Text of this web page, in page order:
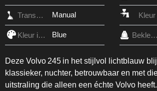
Transmissie Manual Kleur
Kleur interieur Blue Bekleding
Deze Volvo 245 in het stijlvol lichtblauw
klassieker, nuchter, betrouwbaar en met
uitstraling die alleen een échte Volvo